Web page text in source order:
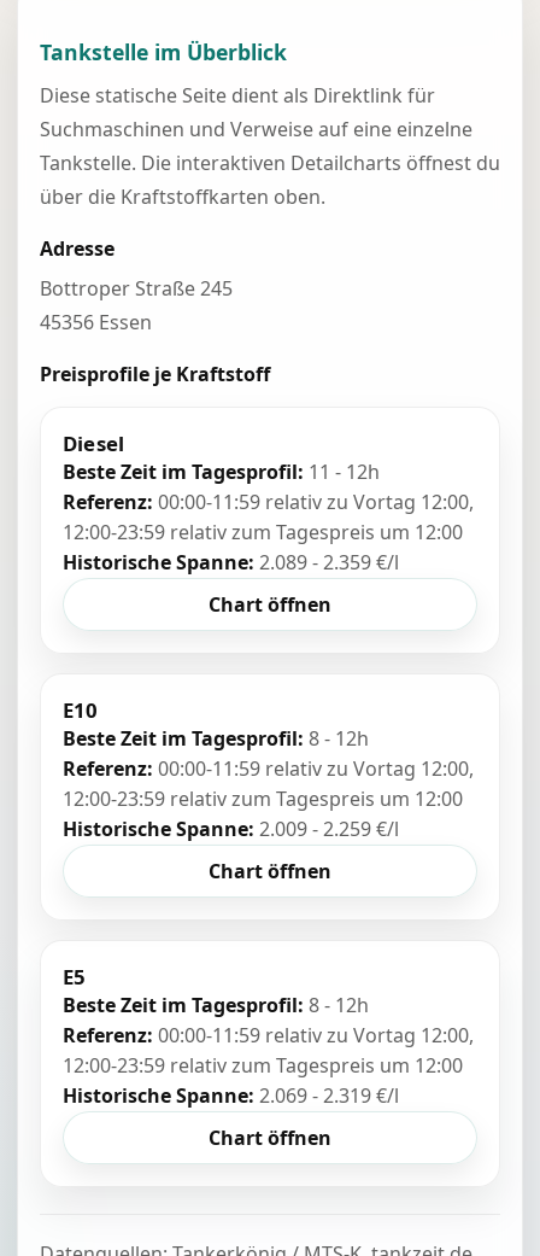
Tankstelle im Überblick
Diese statische Seite dient als Direktlink für
Suchmaschinen und Verweise auf eine einzelne
Tankstelle. Die interaktiven Detailcharts öffnest du
über die Kraftstoffkarten oben.
Adresse
Bottroper Straße 245
45356 Essen
Preisprofile je Kraftstoff
Diesel
Beste Zeit im Tagesprofil: 11 - 12h
Referenz: 00:00-11:59 relativ zu Vortag 12:00,
12:00-23:59 relativ zum Tagespreis um 12:00
Historische Spanne: 2.089 - 2.359 €/l
Chart öffnen
E10
Beste Zeit im Tagesprofil: 8 - 12h
Referenz: 00:00-11:59 relativ zu Vortag 12:00,
12:00-23:59 relativ zum Tagespreis um 12:00
Historische Spanne: 2.009 - 2.259 €/l
Chart öffnen
E5
Beste Zeit im Tagesprofil: 8 - 12h
Referenz: 00:00-11:59 relativ zu Vortag 12:00,
12:00-23:59 relativ zum Tagespreis um 12:00
Historische Spanne: 2.069 - 2.319 €/l
Chart öffnen